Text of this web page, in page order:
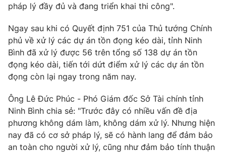
pháp lý đầy đủ và đang triển khai thi công".
Ngay sau khi có Quyết định 751 của Thủ tướng Chính
phủ về xử lý các dự án tồn đọng kéo dài, tỉnh Ninh
Bình đã xử lý được 56 trên tổng số 138 dự án tồn
đọng kéo dài, tiến tới dứt điểm xử lý các dự án tồn
đọng còn lại ngay trong năm nay.
Ông Lê Đức Phúc - Phó Giám đốc Sở Tài chính tỉnh
Ninh Bình chia sẻ: "Trước đây có nhiều vấn đề địa
phương không dám làm, không dám xử lý. Nhưng hiện
nay đã có cơ sở pháp lý, sẽ có hành lang để đảm bảo
an toàn cho người xử lý, cũng như đảm bảo tính thuận